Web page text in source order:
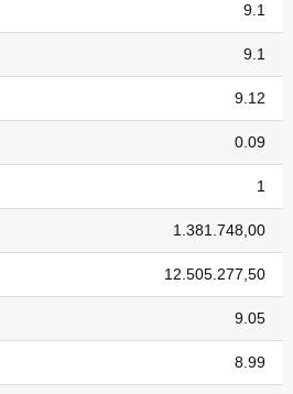
9.1
9.1
9.12
0.09
1
1.381.748,00
12.505.277,50
9.05
8.99